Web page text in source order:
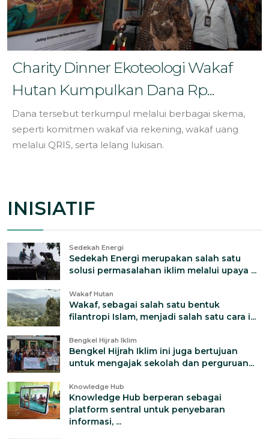
Charity Dinner Ekoteologi Wakaf
Hutan Kumpulkan Dana Rp...
Dana tersebut terkumpul melalui berbagai skema,
seperti komitmen wakaf via rekening, wakaf uang
melalui QRIS, serta lelang lukisan.
INISIATIF
Sedekah Energi
Sedekah Energi merupakan salah satu
solusi permasalahan iklim melalui upaya ...
Wakaf Hutan
Wakaf, sebagai salah satu bentuk
filantropi Islam, menjadi salah satu cara i...
Bengkel Hijrah Iklim
Bengkel Hijrah Iklim ini juga bertujuan
untuk mengajak sekolah dan perguruan...
Knowledge Hub
Knowledge Hub berperan sebagai
platform sentral untuk penyebaran
informasi, ...